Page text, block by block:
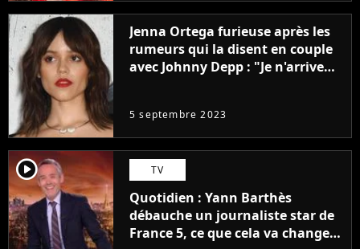
Jenna Ortega furieuse après les
rumeurs qui la disent en couple
avec Johnny Depp : "Je n'arrive
5 septembre 2023
player2 TV
Quotidien : Yann Barthès
débauche un journaliste star de
France 5, ce que cela va changer